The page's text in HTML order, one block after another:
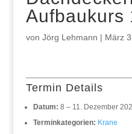
Aufbaukurs
von Jörg Lehmann | März
Termin Details
Datum: 8 – 11. Dezember
Terminkategorien: Krane